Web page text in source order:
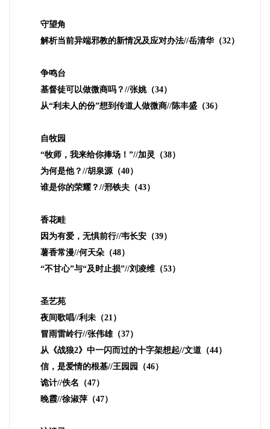
守望角
解析当前异端邪教的新情况及应对办法//岳清华（32）
争鸣台
基督徒可以做微商吗？ //张姚（34）
从“利未人的份”想到传道人做微商//陈丰盛（36）
自牧园
“牧师，我来给你捧场！”//加灵（38）
为何是他？ //胡泉源（40）
谁是你的荣耀？ //邢铁夫（43）
香花畦
因为有爱，无惧前行//韦长安（39）
薯香常漫//何天朵（48）
“不甘心”与“及时止损”//刘凌维（53）
圣艺苑
夜间歌唱//利未（21）
冒雨雷岭行//张伟雄（37）
从《战狼2》中一闪而过的十字架想起//文道（44）
信，是爱情的根基//王园园（46）
诡计//佚名（47）
晚霞//徐淑萍（47）